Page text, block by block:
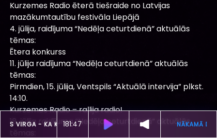
ŠOBRĪD SKAN AINARS VIRGA - KA KUGIS
181:44
Kurzemes Radio ēterā tiešraide no Latvijas
mazākumtautību festivāla Liepājā
4. jūlija, raidījuma “Nedēļa ceturtdienā” aktuālās
tēmas:
Ētera konkurss
11. jūlija raidījuma “Nedēļa ceturtdienā” aktuālās
tēmas:
Pirmdien, 15. jūlija, Ventspils “Aktuālā intervija” plkst.
14:10.
Kurzemes Radio – rallija radio!
18. jūlija raidījuma “Nedēļa ceturtdienā” aktuālās
tēmas: